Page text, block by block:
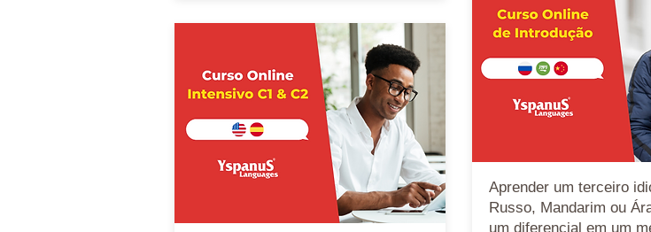
Aprender um terceiro
Russo, Mandarim ou
um diferencial em um